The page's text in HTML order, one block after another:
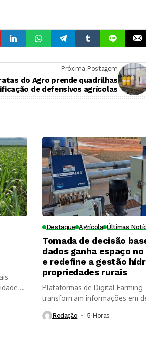
Próxima Postagem
do Agro prende quadrilhas
de defensivos agrícolas
e
Destaque Agrícola Últimas
Tomada de decisão
dados ganha espaço
e redefine a gestão
propriedades rurais
Plataformas de Digital Farming
transformam informações em
Redação 5 Horas ⁮